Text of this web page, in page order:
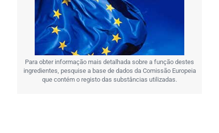
Para obter informação mais detalhada sobre a função destes
ingredientes, pesquise a base de dados da Comissão Europeia
que contém o registo das substâncias utilizadas.